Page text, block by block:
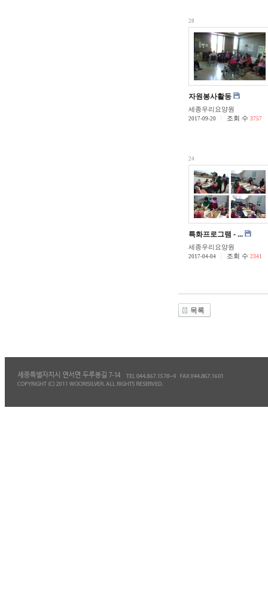
28
자원봉사활동
세종우리요양원
2017-09-20 조회 수 3757
24
특화프로그램 - ...
세종우리요양원
2017-04-04 조회 수 2341
목록